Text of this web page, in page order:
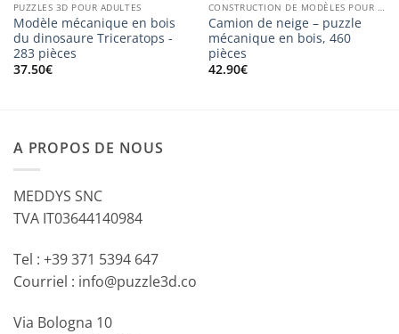
PUZZLES 3D POUR ADULTES
Modèle mécanique en bois
du dinosaure Triceratops -
283 pièces
37.50€
CONSTRUCTION DE MODÈLES POUR LES ADULTES
Camion de neige – puzzle
mécanique en bois, 460
pièces
42.90€
A PROPOS DE NOUS
MEDDYS SNC
TVA IT03644140984
Tel : +39 371 5394 647
Courriel : info@puzzle3d.co
Via Bologna 10